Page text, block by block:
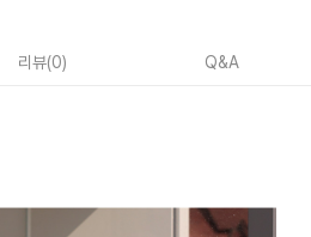
리뷰(0) Q&A